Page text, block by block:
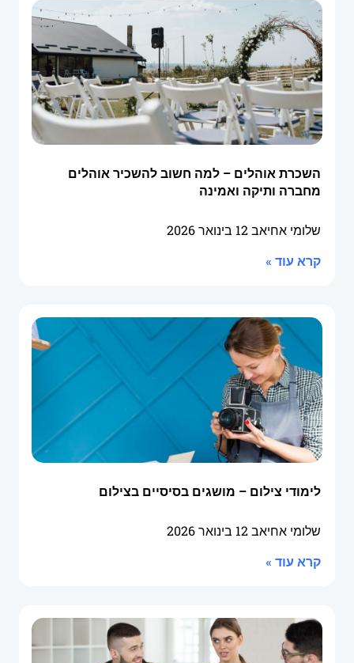
השכרת אוהלים – למה חשוב להשכיר אוהלים
מחברה ותיקה ואמינה
שלומי אחיאב12 בינואר 2026
קרא עוד »
לימודי צילום – מושגים בסיסיים בצילום
שלומי אחיאב12 בינואר 2026
קרא עוד »